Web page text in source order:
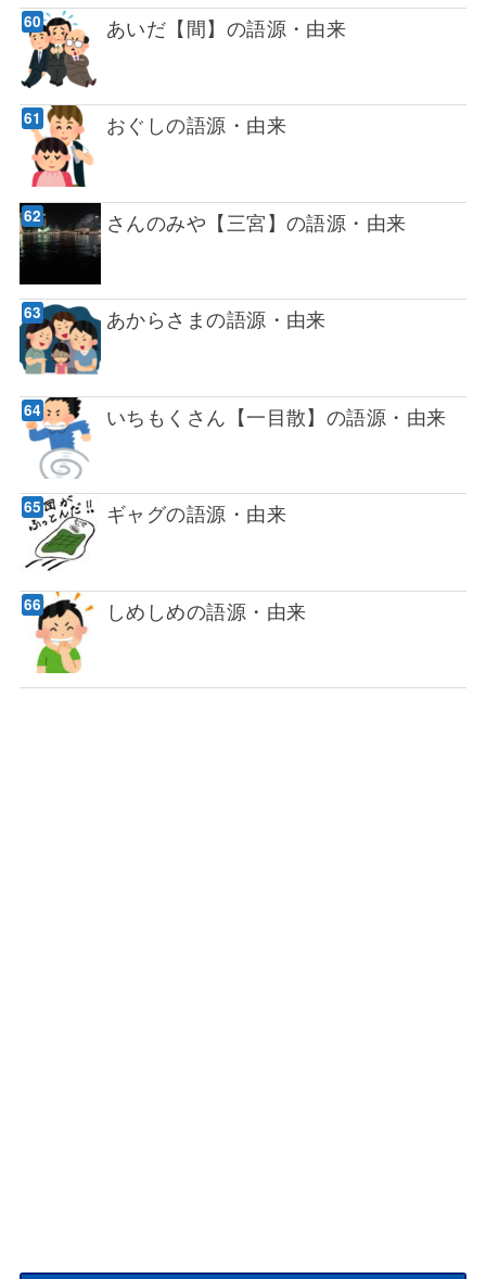
あいだ【間】の語源・由来
おぐしの語源・由来
さんのみや【三宮】の語源・由来
あからさまの語源・由来
いちもくさん【一目散】の語源・由来
ギャグの語源・由来
しめしめの語源・由来